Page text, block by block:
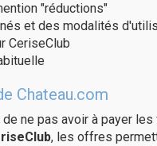
"réductions"
et des modalités
CeriseClub
Chateau.com
ne pas avoir à payer les
, les offres